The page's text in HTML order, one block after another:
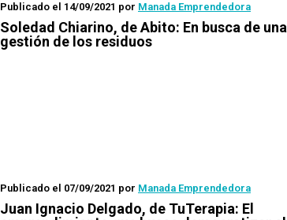
Publicado el 14/09/2021 por Manada Emprendedora
Soledad Chiarino, de Abito: En busca de
gestión de los residuos
Publicado el 07/09/2021 por Manada Emprendedora
Juan Ignacio Delgado, de TuTerapia: El